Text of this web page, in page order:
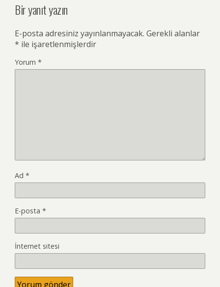
Bir yanıt yazın
E-posta adresiniz yayınlanmayacak. Gerekli alanlar
* ile işaretlenmişlerdir
Yorum *
Ad *
E-posta *
İnternet sitesi